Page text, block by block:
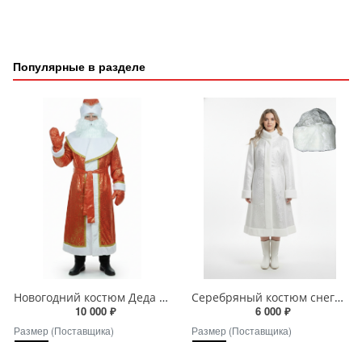
Популярные в разделе
Новогодний костюм Деда Мороза
10 000 ₽
Размер (Поставщика)
Серебряный костюм снегурочки
6 000 ₽
Размер (Поставщика)